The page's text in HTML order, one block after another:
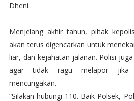
Dheni.
Menjelang akhir tahun, pihak
akan terus digencarkan untuk
liar, dan kejahatan jalanan. Polisi
agar tidak ragu melapor jika
mencurigakan.
“Silakan hubungi 110. Baik Polsek,